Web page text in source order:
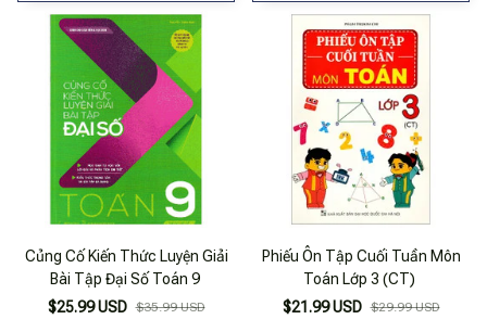
Củng Cố Kiến Thức Luyện Giải
Bài Tập Đại Số Toán 9
$25.99 USD $35.99 USD
Phiếu Ôn Tập Cuối Tuần Môn
Toán Lớp 3 (CT)
$21.99 USD $29.99 USD